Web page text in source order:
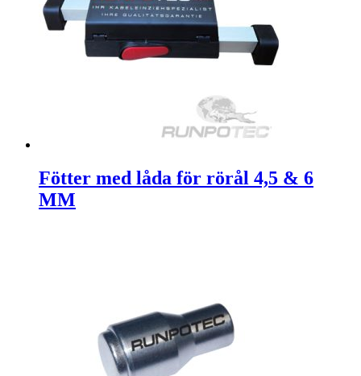
Fötter med låda för rörål 4,5 & 6
MM